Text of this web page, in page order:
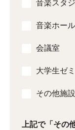
音楽スタ
音楽ホール
会議室
大学生ゼミ
その他施設
上記で「その